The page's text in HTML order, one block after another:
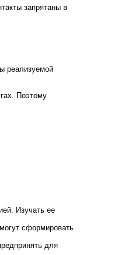
запрятаны в
реализуемой
Поэтому
Изучать ее
сформировать
для